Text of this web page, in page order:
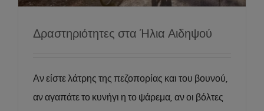
Δραστηριότητες στα Ήλια Αιδηψού
Αν είστε λάτρης της πεζοπορίας και του βουνού,
αν αγαπάτε το κυνήγι η το ψάρεμα, αν οι βόλτες